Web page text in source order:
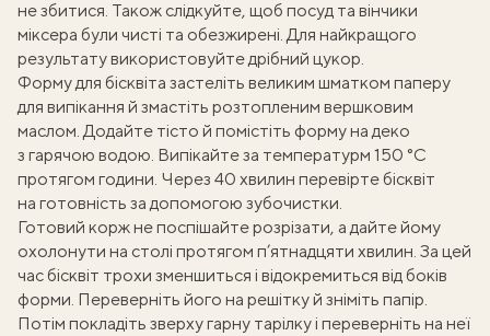
не збитися. Також слідкуйте, щоб посуд та вінчики
міксера були чисті та обезжирені. Для найкращого
результату використовуйте дрібний цукор.
Форму для бісквіта застеліть великим шматком паперу
для випікання й змастіть розтопленим вершковим
маслом. Додайте тісто й помістіть форму на деко
з гарячою водою. Випікайте за температурм 150 °C
протягом години. Через 40 хвилин перевірте бісквіт
на готовність за допомогою зубочистки.
Готовий корж не поспішайте розрізати, а дайте йому
охолонути на столі протягом п’ятнадцяти хвилин. За цей
час бісквіт трохи зменшиться і відокремиться від боків
форми. Переверніть його на решітку й зніміть папір.
Потім покладіть зверху гарну тарілку і переверніть на неї